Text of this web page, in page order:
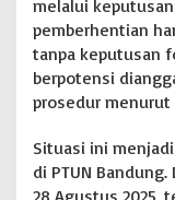
melalui
pemberhentian
tanpa keputusan
berpotensi
prosedur
Situasi ini
di PTUN